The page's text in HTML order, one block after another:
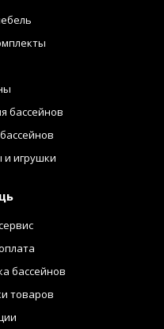
бассейнов
игрушки
бассейнов
товаров